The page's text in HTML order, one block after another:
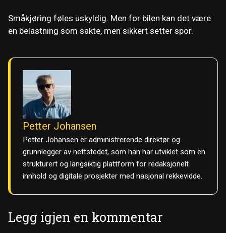
Småkjøring føles uskyldig. Men for bilen kan det være
en belastning som sakte, men sikkert setter spor.
Petter Johansen
Petter Johansen er administrerende direktør og
grunnlegger av nettstedet, som han har utviklet som en
strukturert og langsiktig plattform for redaksjonelt
innhold og digitale prosjekter med nasjonal rekkevidde.
Legg igjen en kommentar